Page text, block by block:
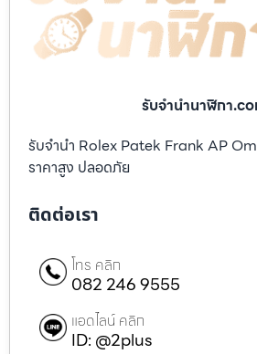
รับจํานํานาฬิกา
รับจำนำ Rolex Patek Frank AP
ราคาสูง ปลอดภัย
ติดต่อเรา
โทร คลิก
082 246 9555
แอดไลน์ คลิก
ID: @2plus